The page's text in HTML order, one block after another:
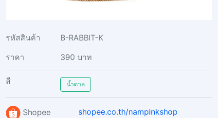
รหัสสินค้า
B-RABBIT-K
ราคา
390 บาท
สี น้ำตาล
Shopee shopee.co.th/nampinkshop